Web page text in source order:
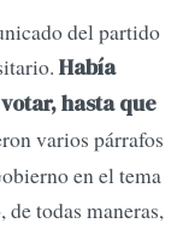
del partido
Había
hasta que
varios párrafos
en el tema
todas maneras,